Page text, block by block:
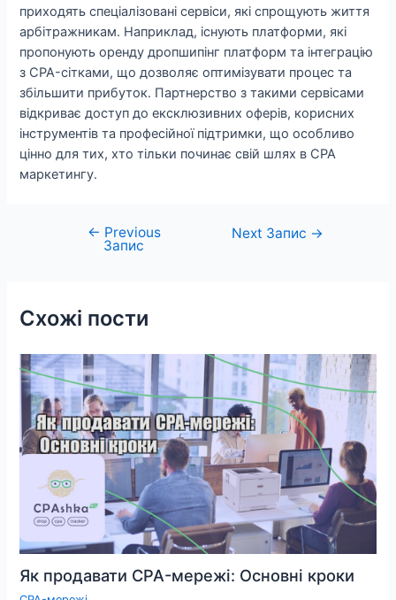
приходять спеціалізовані сервіси, які спрощують життя
арбітражникам. Наприклад, існують платформи, які
пропонують оренду дропшипінг платформ та інтеграцію
з CPA-сітками, що дозволяє оптимізувати процес та
збільшити прибуток. Партнерство з такими сервісами
відкриває доступ до ексклюзивних оферів, корисних
інструментів та професійної підтримки, що особливо
цінно для тих, хто тільки починає свій шлях в CPA
маркетингу.
Навігація
← Previous
Запис
Next Запис →
Схожі пости
Як продавати CPA-мережі: Основні кроки